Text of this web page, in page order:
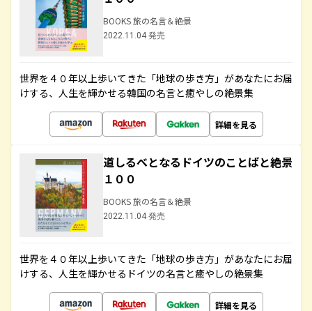
BOOKS 旅の名言＆絶景
2022.11.04 発売
世界を４０年以上歩いてきた「地球の歩き方」があなたにお届
けする、人生を輝かせる韓国の名言と癒やしの絶景集
詳細を見る
道しるべとなるドイツのことばと絶景
１００
BOOKS 旅の名言＆絶景
2022.11.04 発売
世界を４０年以上歩いてきた「地球の歩き方」があなたにお届
けする、人生を輝かせるドイツの名言と癒やしの絶景集
詳細を見る